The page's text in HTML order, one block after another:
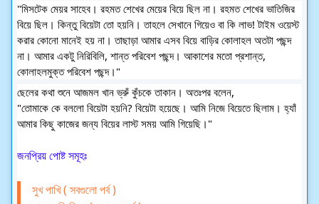
"মিসটেক মেয়র সাহেব। রহমত শেখের মেয়ের বিয়ে ছিল না। রহমত শেখের ভাতিজির
বিয়ে ছিল। কিন্তু বিয়েটা তো হয়নি। তাহলে সেখানে গিয়েও বা কি লাভ! টাইম ওয়েস্ট
করার কোনো মানেই হয় না। তাছাড়া আমার এসব বিয়ে বাড়ির কোলাহল অতটা পছন্দ
না। আমার একটু নিরিবিলি, শান্ত পরিবেশ পছন্দ। আকাশের মতো প্রশান্ত,
কোলাহলমুক্ত পরিবেশ পছন্দ।"
ছেলের কথা শুনে আজমল খান ভ্রুঁ কুঁচকে তাকান। অতঃপর বলেন,
"তোমাকে কে বললো বিয়েটা হয়নি? বিয়েটা হয়েছে। আমি নিজে বিয়েতে ছিলাম। হ্যাঁ
আমার কিছু কাজের জন্য বিয়ের লাস্ট সময় আমি গিয়েছি।"
জনপ্রিয় পোষ্ট সমূহঃ
সুখ পাখি ( সবগুলো পর্ব )